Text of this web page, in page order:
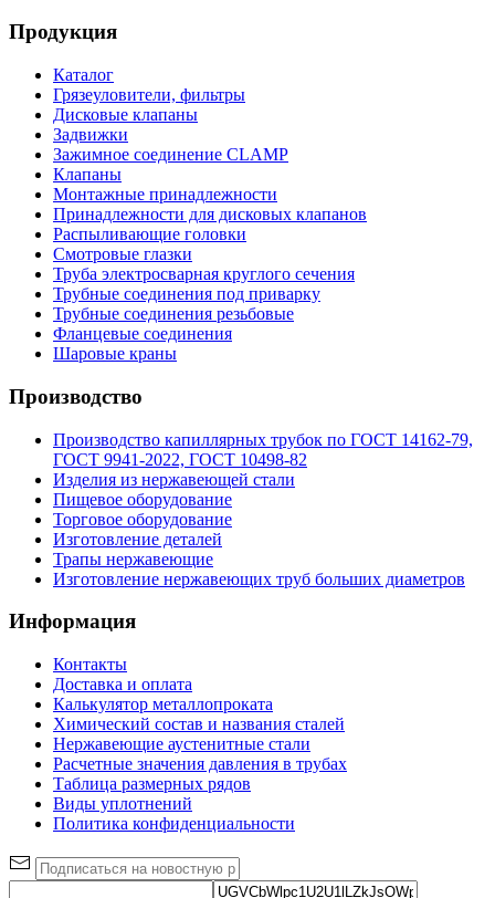
Продукция
Каталог
Грязеуловители, фильтры
Дисковые клапаны
Задвижки
Зажимное соединение CLAMP
Клапаны
Монтажные принадлежности
Принадлежности для дисковых клапанов
Распыливающие головки
Смотровые глазки
Труба электросварная круглого сечения
Трубные соединения под приварку
Трубные соединения резьбовые
Фланцевые соединения
Шаровые краны
Производство
Производство капиллярных трубок по ГОСТ 14162-79,
ГОСТ 9941-2022, ГОСТ 10498-82
Изделия из нержавеющей стали
Пищевое оборудование
Торговое оборудование
Изготовление деталей
Трапы нержавеющие
Изготовление нержавеющих труб больших диаметров
Информация
Контакты
Доставка и оплата
Калькулятор металлопроката
Химический состав и названия сталей
Нержавеющие аустенитные стали
Расчетные значения давления в трубах
Таблица размерных рядов
Виды уплотнений
Политика конфиденциальности